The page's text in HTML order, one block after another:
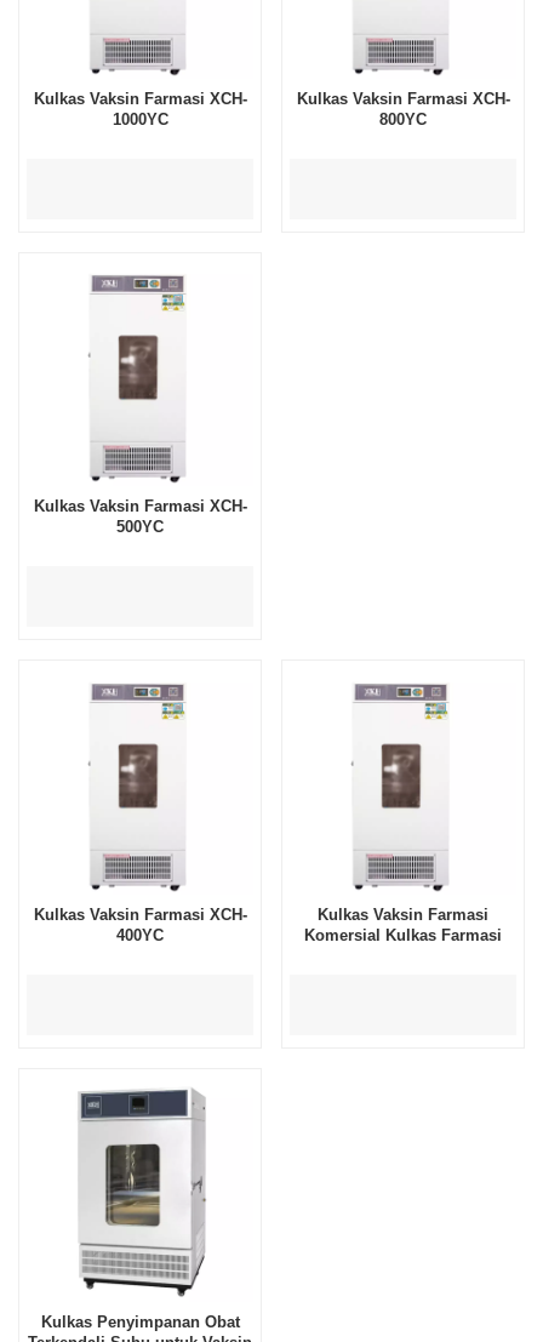
Kulkas Vaksin Farmasi XCH-
1000YC
Kulkas Vaksin Farmasi XCH-
800YC
Kulkas Vaksin Farmasi XCH-
500YC
Kulkas Vaksin Farmasi XCH-
400YC
Kulkas Vaksin Farmasi
Komersial Kulkas Farmasi
Kulkas Penyimpanan Obat